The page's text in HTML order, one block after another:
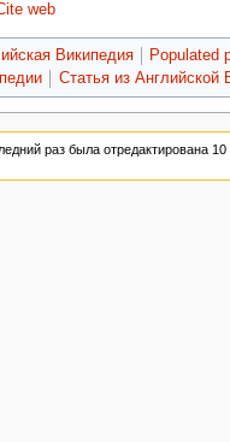
web
Википедия Populated
Статья из Английской
раз была отредактирована